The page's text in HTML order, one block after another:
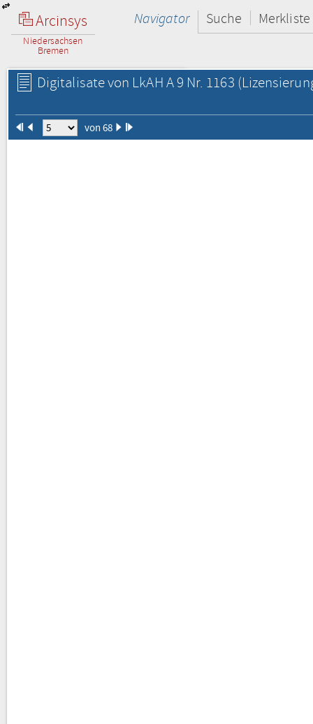
Arcinsys
Niedersachsen
Bremen
Navigator Suche Merkliste
Digitalisate von LkAH A 9 Nr. 1163
von 68